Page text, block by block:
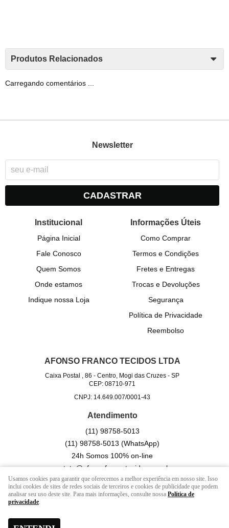
Produtos Relacionados
Carregando comentários ...
Newsletter
CADASTRAR
Institucional
Página Inicial
Fale Conosco
Quem Somos
Onde estamos
Indique nossa Loja
Informações Úteis
Como Comprar
Termos e Condições
Fretes e Entregas
Trocas e Devoluções
Segurança
Política de Privacidade
Reembolso
AFONSO FRANCO TECIDOS LTDA
Caixa Postal , 86 -Centro, Mogi das Cruzes -SP
CEP: 08710-971
CNPJ: 14.649.007/0001-43
Atendimento
(11) 98758-5013
(11) 98758-5013(WhatsApp)
24h Somos 100% on-line
contato@afonsofrancotecidos.com.br
LOJA VIRTUAL CRIADA POR
Usamos cookies para garantir que oferecemos a melhor experiência em nosso site. Isso
inclui cookies de sites de redes sociais de terceiros e cookies de publicidade que podem
analisar seu uso deste site. Para mais informações, consulte nossa Política de
privacidade.